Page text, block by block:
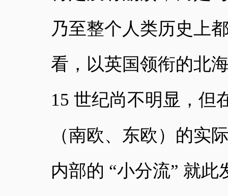
乃至整个人类历史上
看，以英国领衔的北
15 世纪尚不明显，但
（南欧、东欧）的实
内部的 “小分流” 就